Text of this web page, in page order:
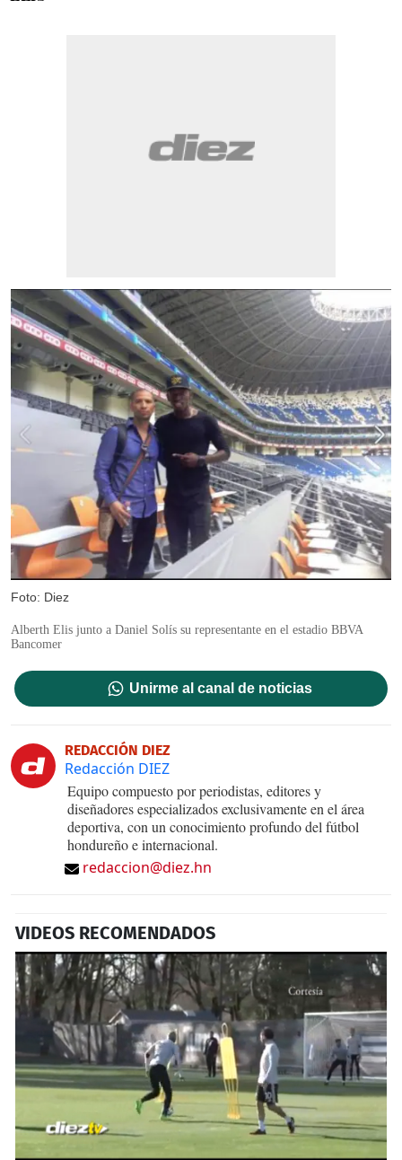
Foto: Diez
Alberth Elis junto a Daniel Solís su representante en el estadio BBVA
Bancomer
Unirme al canal de noticias
REDACCIÓN DIEZ
Redacción DIEZ
Equipo compuesto por periodistas, editores y
diseñadores especializados exclusivamente en el área
deportiva, con un conocimiento profundo del fútbol
hondureño e internacional.
redaccion@diez.hn
VIDEOS RECOMENDADOS